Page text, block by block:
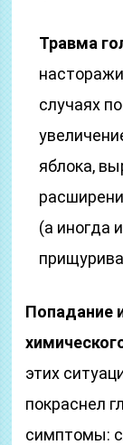
Травма
случаях
яблока,
(а иногда
Попадание
этих
покраснел
симптомы: